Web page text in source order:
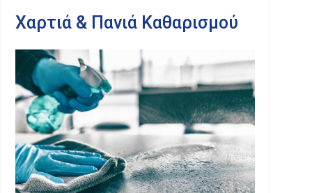
Χαρτιά & Πανιά Καθαρισμού